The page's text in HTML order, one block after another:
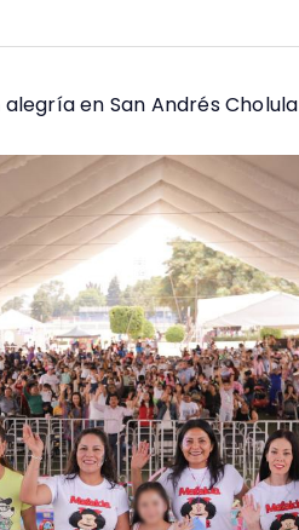
en San Andrés Cholula